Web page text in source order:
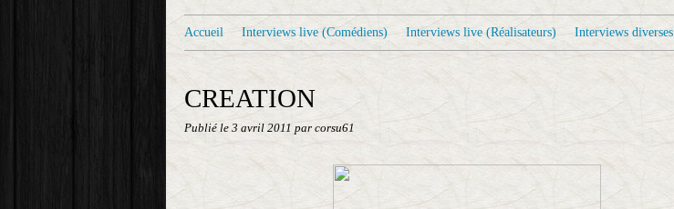
Accueil Interviews live (Comédiens) Interviews live (Réalisateurs) Interviews diverses
CREATION
Publié le 3 avril 2011 par corsu61